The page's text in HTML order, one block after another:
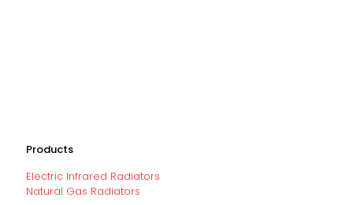
Products
Electric Infrared Radiators
Natural Gas Radiators